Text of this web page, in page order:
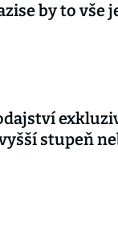
by to vše
stupeň